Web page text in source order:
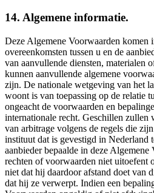
14. Algemene informatie.
Deze Algemene Voorwaarden komen
overeenkomsten tussen u en de
van aanvullende diensten, materialen
kunnen aanvullende algemene
zijn. De nationale wetgeving van het
woont is van toepassing op de relatie
ongeacht de voorwaarden en
internationale recht. Geschillen zullen
van arbitrage volgens de regels die
instituut dat is gevestigd in Nederland
aanbieder bepaalde in deze Algemene
rechten of voorwaarden niet uitoefent
niet dat hij daardoor afstand doet van
dat hij ze verwerpt. Indien een